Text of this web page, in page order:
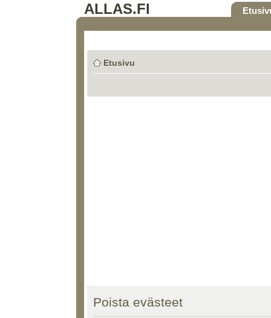
ALLAS.FI
Etusivu
Poista evästeet